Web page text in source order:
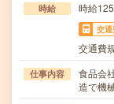
時給 時給
交
交通費
仕事内容
食品会
造で機